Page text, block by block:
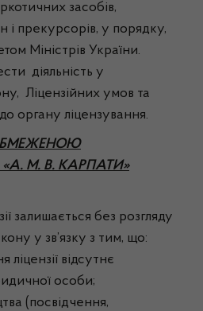
засобів,
і прекурсорів, у порядку,
Міністрів України.
діяльність у
Ліцензійних умов та
органу ліцензування.
М. В. КАРПАТИ»
залишається без розгляду
у зв’язку з тим, що:
ліцензії відсутнє
особи;
(посвідчення,